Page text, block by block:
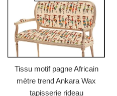
Tissu motif pagne Africain
mètre trend Ankara Wax
tapisserie rideau